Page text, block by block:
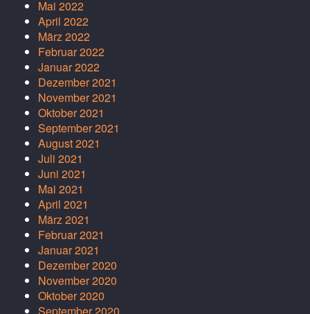
Mai 2022
April 2022
März 2022
Februar 2022
Januar 2022
Dezember 2021
November 2021
Oktober 2021
September 2021
August 2021
Juli 2021
Juni 2021
Mai 2021
April 2021
März 2021
Februar 2021
Januar 2021
Dezember 2020
November 2020
Oktober 2020